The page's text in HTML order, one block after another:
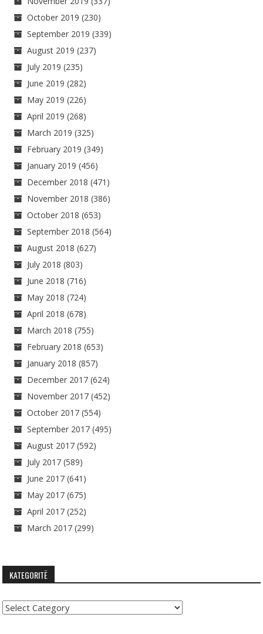
October 2019 (230)
September 2019 (339)
August 2019 (237)
July 2019 (235)
June 2019 (282)
May 2019 (226)
April 2019 (268)
March 2019 (325)
February 2019 (349)
January 2019 (456)
December 2018 (471)
November 2018 (386)
October 2018 (653)
September 2018 (564)
August 2018 (627)
July 2018 (803)
June 2018 (716)
May 2018 (724)
April 2018 (678)
March 2018 (755)
February 2018 (653)
January 2018 (857)
December 2017 (624)
November 2017 (452)
October 2017 (554)
September 2017 (495)
August 2017 (592)
July 2017 (589)
June 2017 (641)
May 2017 (675)
April 2017 (252)
March 2017 (299)
KATEGORITË
Kategoritë